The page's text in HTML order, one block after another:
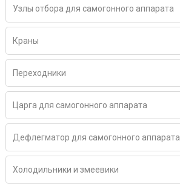
Узлы отбора для самогонного аппарата
Краны
Переходники
Царга для самогонного аппарата
Дефлегматор для самогонного аппарата
Холодильники и змеевики